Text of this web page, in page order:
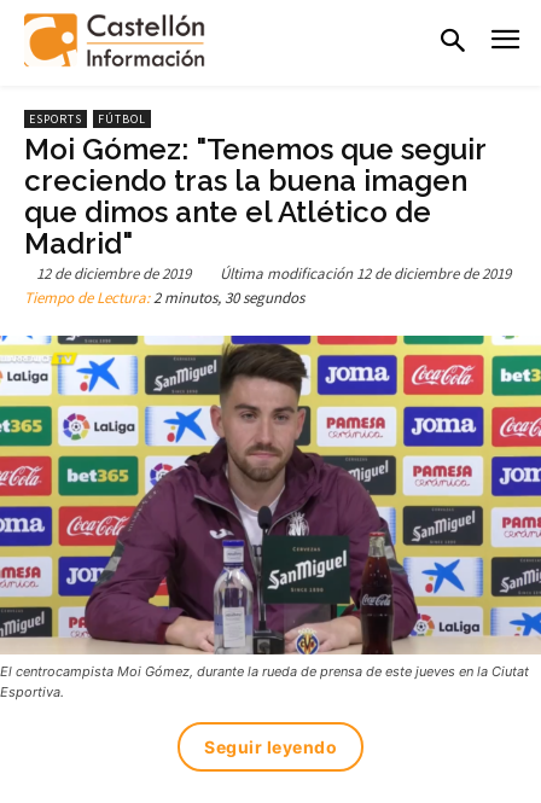
ESPORTS FÚTBOL
Moi Gómez: "Tenemos que seguir
creciendo tras la buena imagen
que dimos ante el Atlético de
Madrid"
12 de diciembre de 2019 Última modificación 12 de diciembre de 2019
Tiempo de Lectura:2 minutos, 30 segundos
El centrocampista Moi Gómez, durante la rueda de prensa de este jueves en la Ciutat
Esportiva.
Seguir leyendo